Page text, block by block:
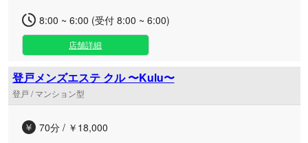
8:00 ~ 6:00 (受付 8:00 ~ 6:00)
店舗詳細
登戸メンズエステ クル 〜Kulu〜
登戸 / マンション型
70分 / ￥18,000